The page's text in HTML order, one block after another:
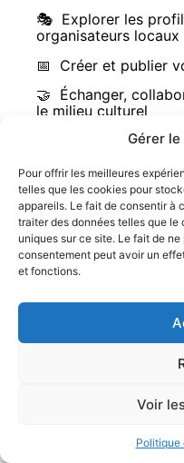
Gérer
Pour offrir les meilleures
telles que les cookies pour
appareils. Le fait de consentir à
traiter des données telles que
uniques sur ce site. Le fait de
consentement peut avoir un
et fonctions.
Voir
Politique
🎭 Explorer les
organisateurs locaux
📅 Créer et publier
🤝 Échanger,
le milieu culturel
Se